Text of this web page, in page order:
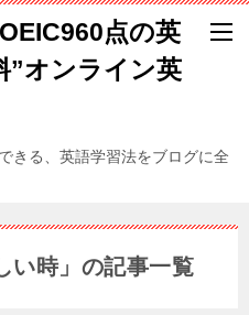
点の英
”オンライン英
きる、英語学習法をブログに全
い時」の記事一覧